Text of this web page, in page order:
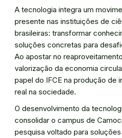
A tecnologia integra um
presente nas instituições de
brasileiras: transformar
soluções concretas para
Ao apostar no
valorização da economia
papel do IFCE na produção de
real na sociedade.
O desenvolvimento da
consolidar o campus de
pesquisa voltado para